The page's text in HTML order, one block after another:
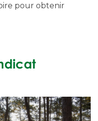
pour obtenir